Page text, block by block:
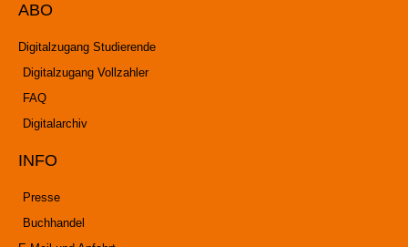
ABO
Digitalzugang Studierende
Digitalzugang Vollzahler
FAQ
Digitalarchiv
INFO
Presse
Buchhandel